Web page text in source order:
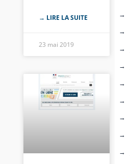
→ LIRE LA SUITE
23 mai 2019